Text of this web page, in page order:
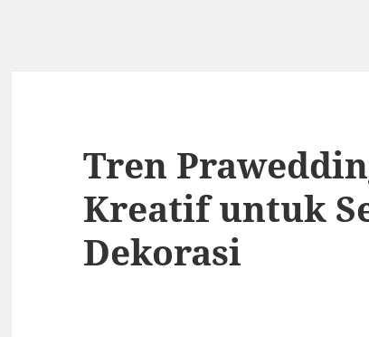
Tren
Kreatif untuk
Dekorasi